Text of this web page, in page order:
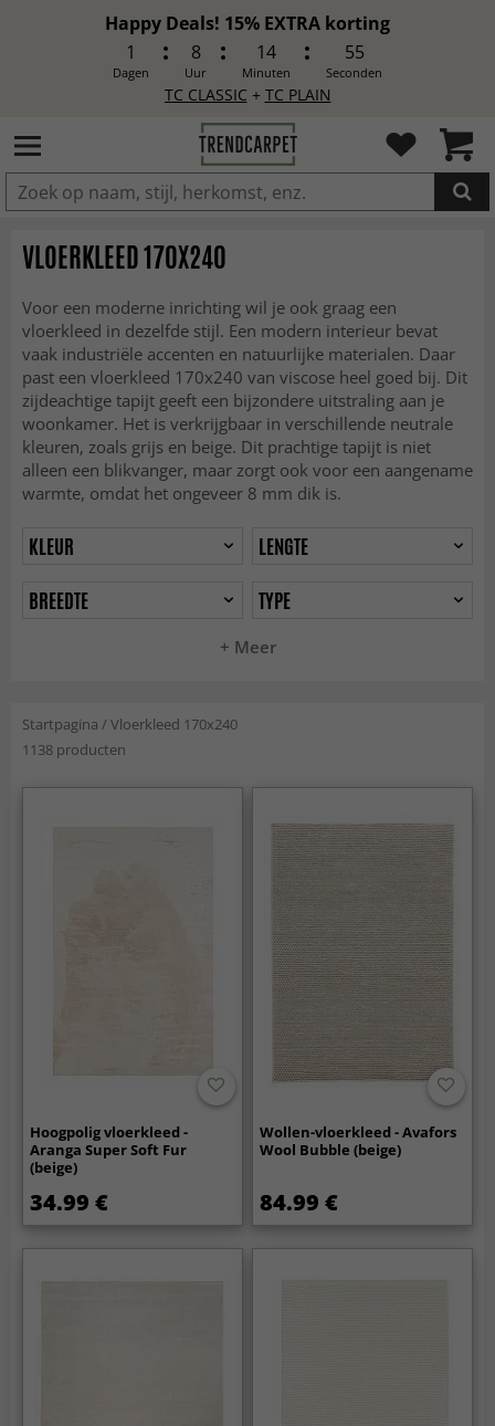
Happy Deals! 15% EXTRA korting
1
Dagen
8
Uur
14
Minuten
53
Seconden
TC CLASSIC + TC PLAIN
IN DE WINKELWAGEN GELEGD
VLOERKLEED 170X240
Voor een moderne inrichting wil je ook graag een
vloerkleed in dezelfde stijl. Een modern interieur bevat
vaak industriële accenten en natuurlijke materialen. Daar
past een vloerkleed 170x240 van viscose heel goed bij. Dit
zijdeachtige tapijt geeft een bijzondere uitstraling aan je
woonkamer. Het is verkrijgbaar in verschillende neutrale
kleuren, zoals grijs en beige. Dit prachtige tapijt is niet
alleen een blikvanger, maar zorgt ook voor een aangename
warmte, omdat het ongeveer 8 mm dik is.
+ Meer
KLEUR
LENGTE
BREEDTE
TYPE
Startpagina /Vloerkleed 170x240
1138 producten
Hoogpolig vloerkleed -
Aranga Super Soft Fur
(beige)
34.99 €
Wollen-vloerkleed - Avafors
Wool Bubble (beige)
84.99 €